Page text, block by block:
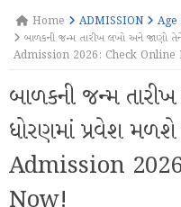
Home ADMISSION Age
બાળકની જન્મ તારીખ લખો અને જાણો
Admission 2026: Check Online
બાળકની જન્મ
ધોરણમાં પ્રવેશ
Admission